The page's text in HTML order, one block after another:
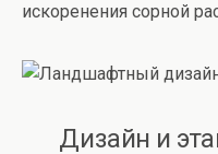
искоренения сорной
Дизайн и